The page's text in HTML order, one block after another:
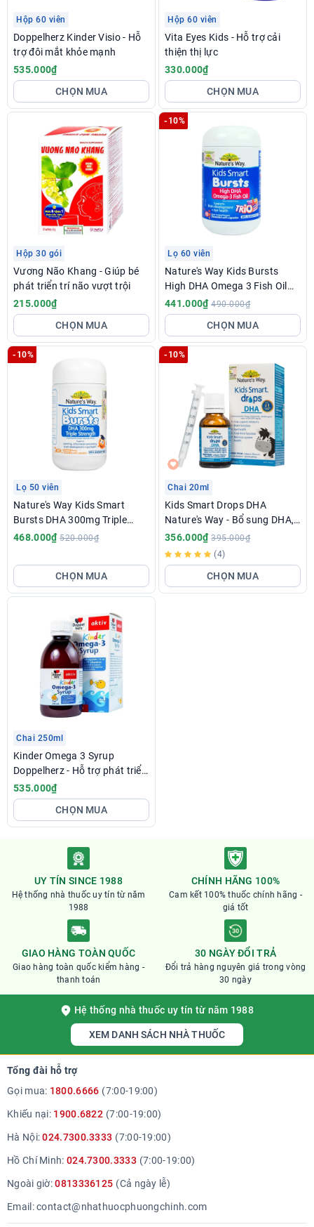
Hộp 60 viên
Doppelherz Kinder Visio - Hỗ
trợ đôi mắt khỏe mạnh
535.000₫
CHỌN MUA
Hộp 60 viên
Vita Eyes Kids - Hỗ trợ cải
thiện thị lực
330.000₫
CHỌN MUA
Hộp 30 gói
Vương Não Khang - Giúp bé
phát triển trí não vượt trội
215.000₫
CHỌN MUA
-10%
Lọ 60 viên
Nature's Way Kids Bursts
High DHA Omega 3 Fish Oil
Trio - Bổ sung DHA, EPA cho
bé
441.000₫ 490.000₫
CHỌN MUA
-10%
Lọ 50 viên
Nature's Way Kids Smart
Bursts DHA 300mg Triple
Strength - Bổ sung DHA dạng
468.000₫ 520.000₫
CHỌN MUA
-10%
Chai 20ml
Kids Smart Drops DHA
Nature's Way - Bổ sung DHA,
EPA tốt cho não bộ, mắt
356.000₫ 395.000₫
(4)
CHỌN MUA
Chai 250ml
Kinder Omega 3 Syrup
Doppelherz - Hỗ trợ phát triển
não bộ, tăng cường thị lực
cho trẻ
535.000₫
CHỌN MUA
UY TÍN SINCE 1988
Hệ thống nhà thuốc uy tín từ năm
1988
CHÍNH HÃNG 100%
Cam kết 100% thuốc chính hãng -
giá tốt
GIAO HÀNG TOÀN QUỐC
Giao hàng toàn quốc kiểm hàng -
thanh toán
30 NGÀY ĐỔI TRẢ
Đổi trả hàng nguyên giá trong vòng
30 ngày
Hệ thống nhà thuốc uy tín từ năm 1988
XEM DANH SÁCH NHÀ THUỐC
Tổng đài hỗ trợ
Gọi mua: 1800.6666 (7:00-19:00)
Khiếu nại: 1900.6822 (7:00-19:00)
Hà Nội:024.7300.3333 (7:00-19:00)
Hồ Chí Minh: 024.7300.3333 (7:00-19:00)
Ngoài giờ:0813336125 (Cả ngày lễ)
Email:contact@nhathuocphuongchinh.com